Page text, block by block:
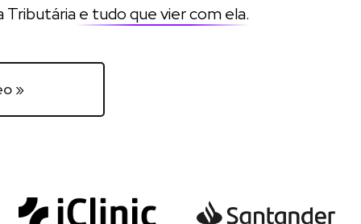
Tributáriae tudo que vier com ela.
»